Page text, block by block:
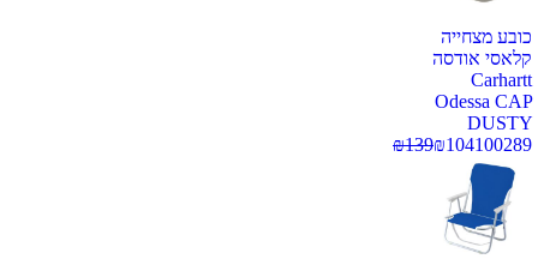
כובע מצחייה
קלאסי אודסה
Carhartt
Odessa CAP
DUSTY
100289
₪104
₪139